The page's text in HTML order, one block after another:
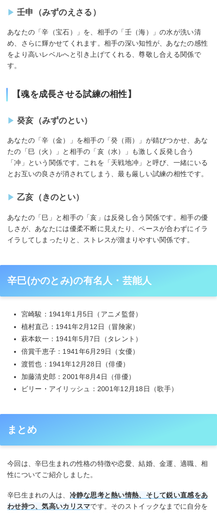
壬申（みずのえさる）
あなたの「辛（宝石）」を、相手の「壬（海）」の水が洗い清
め、さらに輝かせてくれます。相手の深い知性が、あなたの感性
をより高いレベルへと引き上げてくれる、尊敬し合える関係で
す。
【魂を成長させる試練の相性】
癸亥（みずのとい）
あなたの「辛（金）」を相手の「癸（雨）」が錆びつかせ、あな
たの「巳（火）」と相手の「亥（水）」も激しく反発し合う
「冲」という関係です。これを「天戦地冲」と呼び、一緒にいる
とお互いの良さが消されてしまう、最も厳しい試練の相性です。
乙亥（きのとい）
あなたの「巳」と相手の「亥」は反発し合う関係です。相手の優
しさが、あなたには優柔不断に見えたり、ペースが合わずにイラ
イラしてしまったりと、ストレスが溜まりやすい関係です。
辛巳(かのとみ)の有名人・芸能人
宮崎駿：1941年1月5日（アニメ監督）
植村直己：1941年2月12日（冒険家）
萩本欽一：1941年5月7日（タレント）
倍賞千恵子：1941年6月29日（女優）
渡哲也：1941年12月28日（俳優）
加藤清史郎：2001年8月4日（俳優）
ビリー・アイリッシュ：2001年12月18日（歌手）
まとめ
今回は、辛巳生まれの性格の特徴や恋愛、結婚、金運、適職、相
性についてご紹介しました。
辛巳生まれの人は、 冷静な思考と熱い情熱、そして鋭い直感をあ
わせ持つ、気高いカリスマです。そのストイックなまでに自分を